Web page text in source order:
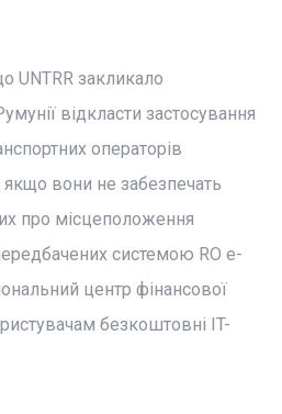
UNTRR закликало
відкласти застосування
операторів
якщо вони не забезпечать
про місцеположення
системою RO e-
центр фінансової
безкоштовні IT-